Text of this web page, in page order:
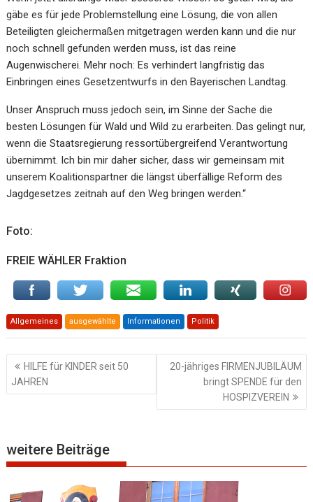
gäbe es für jede Problemstellung eine Lösung, die von allen
Beteiligten gleichermaßen mitgetragen werden kann und die nur
noch schnell gefunden werden muss, ist das reine
Augenwischerei. Mehr noch: Es verhindert langfristig das
Einbringen eines Gesetzentwurfs in den Bayerischen Landtag.
Unser Anspruch muss jedoch sein, im Sinne der Sache die
besten Lösungen für Wald und Wild zu erarbeiten. Das gelingt nur,
wenn die Staatsregierung ressortübergreifend Verantwortung
übernimmt. Ich bin mir daher sicher, dass wir gemeinsam mit
unserem Koalitionspartner die längst überfällige Reform des
Jagdgesetzes zeitnah auf den Weg bringen werden.“
Foto:
FREIE WÄHLER Fraktion
Allgemeines ausgewählte Informationen Politik
Beitragsnavigation
HILFE für KINDER seit 50
JAHREN
20-jähriges FIRMENJUBILÄUM
bringt SPENDE für den
HOSPIZVEREIN
weitere Beiträge